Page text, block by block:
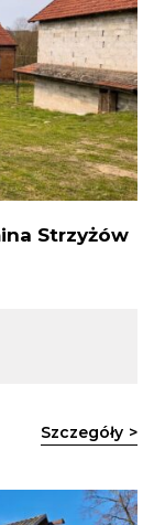
Strzyżów
Szczegóły